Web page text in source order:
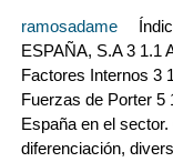
ramosadame
ESPAÑA, S.A 3 1.1
Factores Internos 3
Fuerzas de Porter 5
España en el
diferenciación,